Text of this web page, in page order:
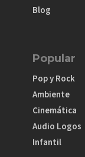
Blog
Popular
Pop y Rock
Ambiente
Cinemática
Audio Logos
Infantil